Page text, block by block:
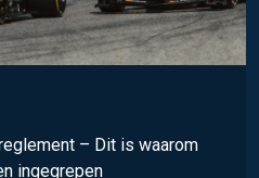
– Dit is waarom
ingegrepen